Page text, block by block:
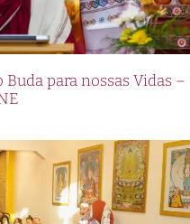
para nossas Vidas –